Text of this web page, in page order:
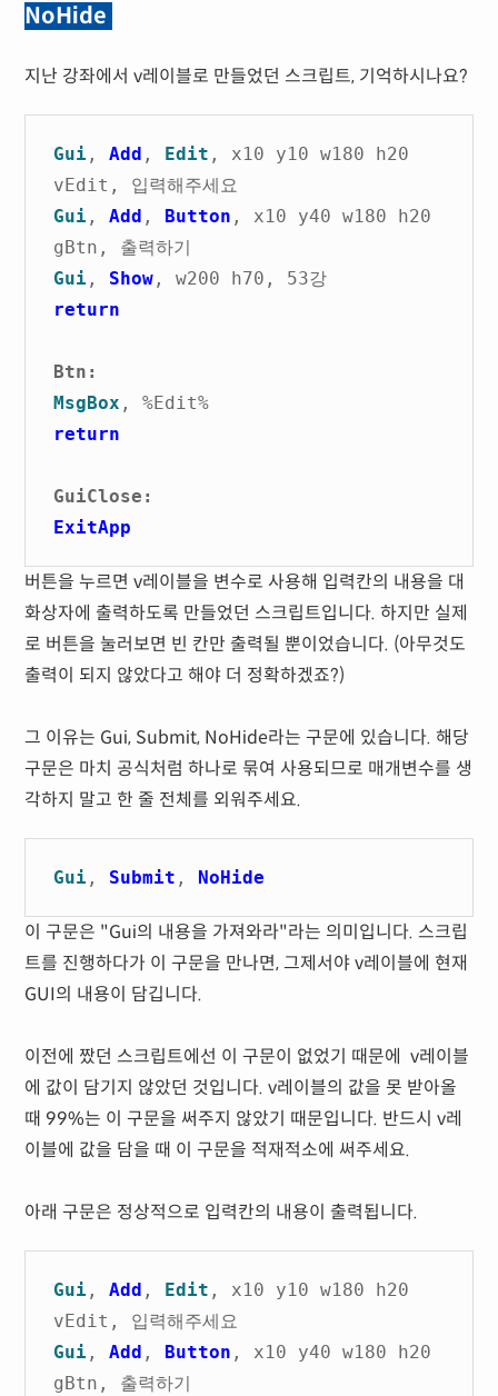
NoHide
지난 강좌에서 v레이블로 만들었던 스크립트, 기억하시나요?
Gui ,Add , Edit , x10 y10 w180 h20
vEdit, 입력해주세요
Gui ,Add , Button , x10 y40 w180 h20
gBtn, 출력하기
Gui , Show , w200 h70, 53강
return
Btn:
MsgBox , %Edit%
return
GuiClose:
ExitApp
버튼을 누르면 v레이블을 변수로 사용해 입력칸의 내용을 대
화상자에 출력하도록 만들었던 스크립트입니다. 하지만 실제
로 버튼을 눌러보면 빈 칸만 출력될 뿐이었습니다. (아무것도
출력이 되지 않았다고 해야 더 정확하겠죠?)
그 이유는 Gui, Submit, NoHide라는 구문에 있습니다. 해당
구문은 마치 공식처럼 하나로 묶여 사용되므로 매개변수를 생
각하지 말고 한 줄 전체를 외워주세요.
Gui , Submit , NoHide
이 구문은 "Gui의 내용을 가져와라"라는 의미입니다. 스크립
트를 진행하다가 이 구문을 만나면, 그제서야 v레이블에 현재
GUI의 내용이 담깁니다.
이전에 짰던 스크립트에선 이 구문이 없었기 때문에 v레이블
에 값이 담기지 않았던 것입니다. v레이블의 값을 못 받아올
때 99%는 이 구문을 써주지 않았기 때문입니다. 반드시 v레
이블에 값을 담을 때 이 구문을 적재적소에 써주세요.
아래 구문은 정상적으로 입력칸의 내용이 출력됩니다.
Gui ,Add , Edit , x10 y10 w180 h20
vEdit, 입력해주세요
Gui ,Add , Button , x10 y40 w180 h20
gBtn, 출력하기